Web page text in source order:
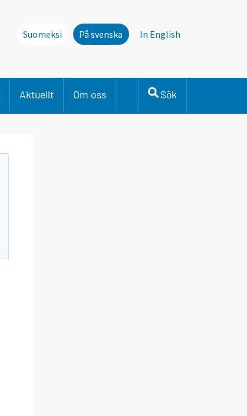
Suomeksi På svenska In English
Aktuellt Om oss Sök